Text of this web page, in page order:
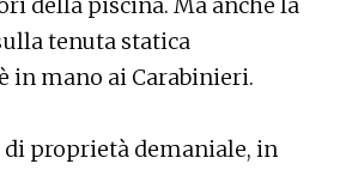
della piscina. Ma anche la
tenuta statica
in mano ai Carabinieri.
di proprietà demaniale, in